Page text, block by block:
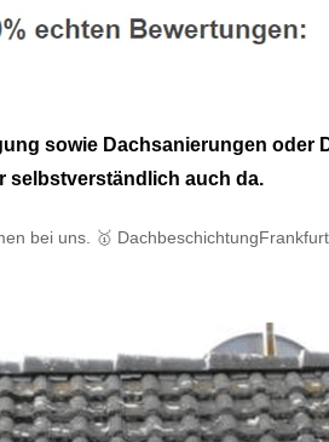
sowie Dachsanierungen
selbstverständlich auch da.
bei uns. 🥇